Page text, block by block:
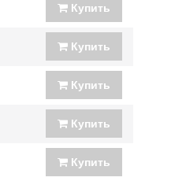
Купить
Купить
Купить
Купить
Купить